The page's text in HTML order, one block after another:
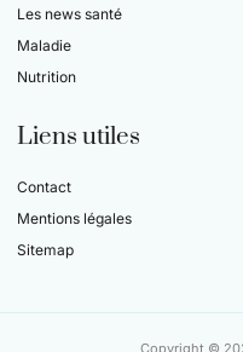
Les news santé
Maladie
Nutrition
Liens utiles
Contact
Mentions légales
Sitemap